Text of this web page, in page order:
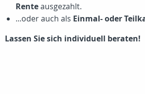
Renteausgezahlt.
...oder auch als Einmal- oder
Lassen Sie sich individuell beraten!